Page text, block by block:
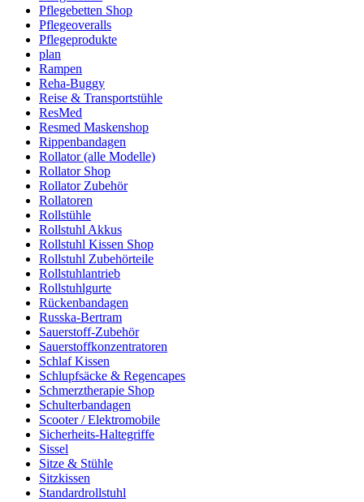
Pflegebetten Shop
Pflegeoveralls
Pflegeprodukte
plan
Rampen
Reha-Buggy
Reise & Transportstühle
ResMed
Resmed Maskenshop
Rippenbandagen
Rollator (alle Modelle)
Rollator Shop
Rollator Zubehör
Rollatoren
Rollstühle
Rollstuhl Akkus
Rollstuhl Kissen Shop
Rollstuhl Zubehörteile
Rollstuhlantrieb
Rollstuhlgurte
Rückenbandagen
Russka-Bertram
Sauerstoff-Zubehör
Sauerstoffkonzentratoren
Schlaf Kissen
Schlupfsäcke & Regencapes
Schmerztherapie Shop
Schulterbandagen
Scooter / Elektromobile
Sicherheits-Haltegriffe
Sissel
Sitze & Stühle
Sitzkissen
Standardrollstuhl